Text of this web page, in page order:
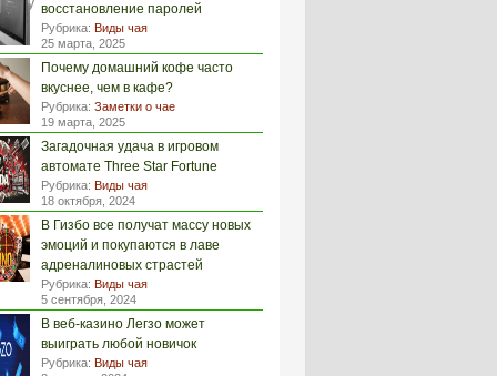
восстановление паролей
Рубрика: Виды чая
25 марта, 2025
Почему домашний кофе часто
вкуснее, чем в кафе?
Рубрика: Заметки о чае
19 марта, 2025
Загадочная удача в игровом
автомате Three Star Fortune
Рубрика: Виды чая
18 октября, 2024
В Гизбо все получат массу новых
эмоций и покупаются в лаве
адреналиновых страстей
Рубрика: Виды чая
5 сентября, 2024
В веб-казино Легзо может
выиграть любой новичок
Рубрика: Виды чая